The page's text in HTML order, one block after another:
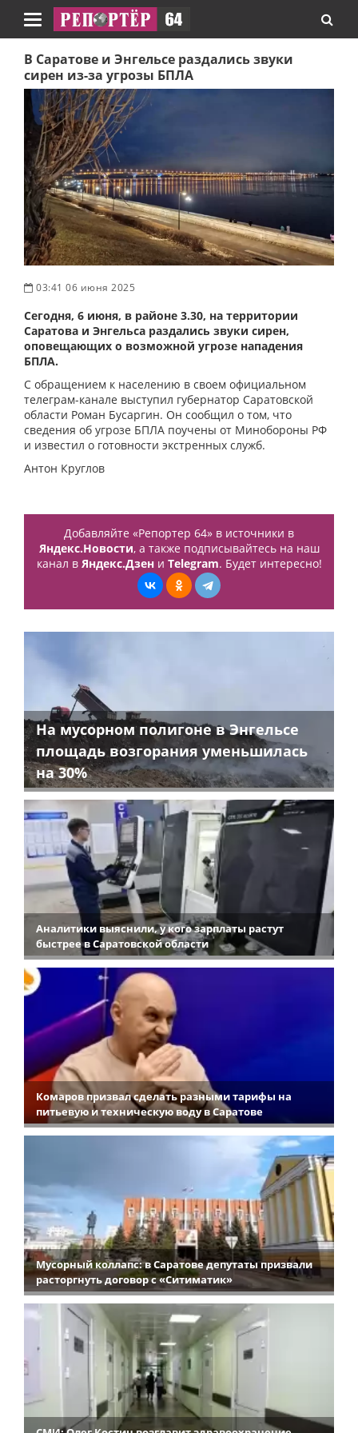
Навигация
В Саратове и Энгельсе раздались звуки
сирен из-за угрозы БПЛА
03:41 06 июня 2025
Сегодня, 6 июня, в районе 3.30, на территории
Саратова и Энгельса раздались звуки сирен,
оповещающих о возможной угрозе нападения
БПЛА.
С обращением к населению в своем официальном
телеграм-канале выступил губернатор Саратовской
области Роман Бусаргин. Он сообщил о том, что
сведения об угрозе БПЛА поучены от Минобороны РФ
и известил о готовности экстренных служб.
Антон Круглов
Добавляйте «Репортер 64» в источники в
Яндекс.Новости, а также подписывайтесь на наш
канал в Яндекс.Дзени Telegram. Будет интересно!
На мусорном полигоне в Энгельсе
площадь возгорания уменьшилась
на 30%
Аналитики выяснили, у кого зарплаты растут
быстрее в Саратовской области
Комаров призвал сделать разными тарифы на
питьевую и техническую воду в Саратове
Мусорный коллапс: в Саратове депутаты призвали
расторгнуть договор с «Ситиматик»